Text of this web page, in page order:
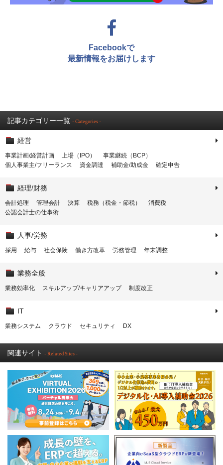
Facebookで
最新情報をお届けします
記事カテゴリー一覧 - Categories -
経営
事業計画/経営計画 上場（IPO）
事業継続（BCP）
個人事業主/フリーランス
資金調達 補助金/助成金 確定申告
経理/財務
会計処理 管理会計 決算 税務（税金・節税）
消費税
公認会計士の仕事術
人事/労務
採用 給与 社会保険 働き方改革 労務管理 年末調整
業務全般
業務効率化 スキルアップ/キャリアアップ 制度改正
IT
業務システム クラウド セキュリティ DX
関連サイト - Related Sites -